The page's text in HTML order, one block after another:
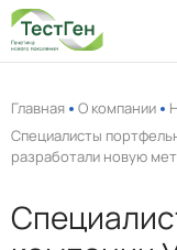
Главная О компании
Специалисты
разработали новую